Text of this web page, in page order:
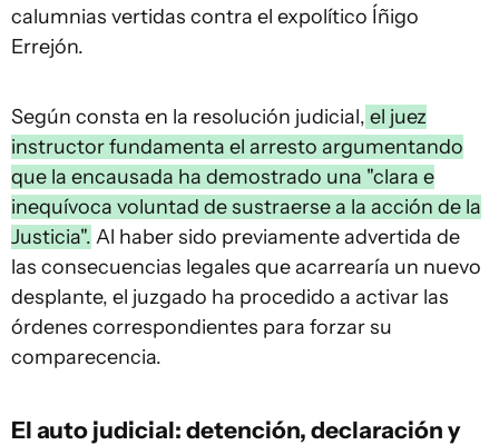
calumnias vertidas contra el expolítico Íñigo
Errejón.
Según consta en la resolución judicial, el juez
instructor fundamenta el arresto argumentando
que la encausada ha demostrado una "clara e
inequívoca voluntad de sustraerse a la acción de la
Justicia". Al haber sido previamente advertida de
las consecuencias legales que acarrearía un nuevo
desplante, el juzgado ha procedido a activar las
órdenes correspondientes para forzar su
comparecencia.
El auto judicial: detención, declaración y